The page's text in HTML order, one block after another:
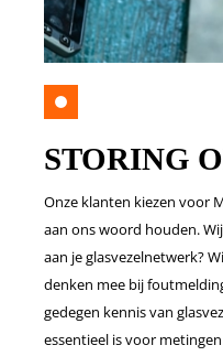
STORING
Onze klanten kiezen voor
aan ons woord houden.
aan je glasvezelnetwerk?
denken mee bij
gedegen kennis van
essentieel is voor